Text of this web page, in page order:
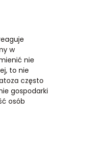
w
nie
to nie
często
gospodarki
osób